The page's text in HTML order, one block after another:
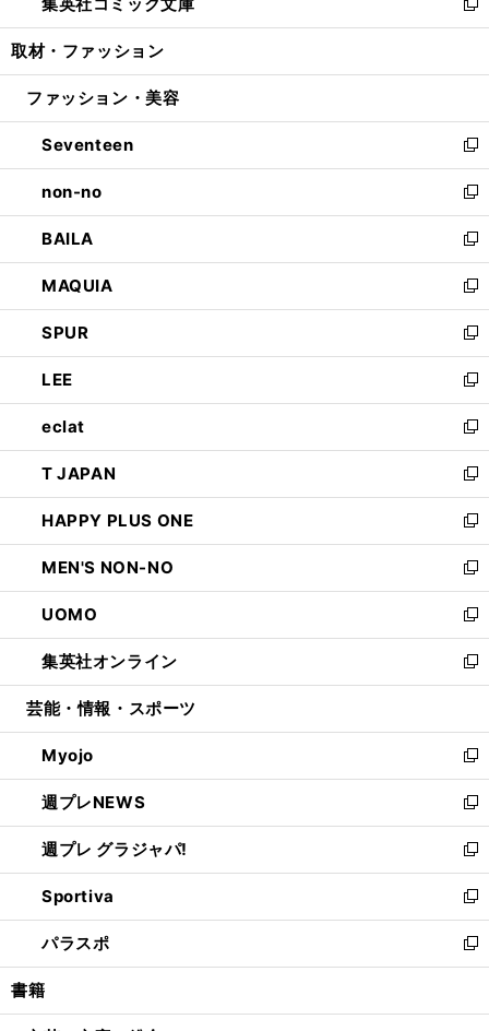
で
開
ド
ウ
開
ィ
ン
ウ
開
く
い
ウ
ン
ウ
で
開
く
新
し
ウ
ン
ド
ウ
で
開
く
取材・ファッション
ファッション・美容
Seventeen
新
し
い
ウ
ィ
ン
ド
ウ
で
開
く
non-no
新
し
い
ウ
ィ
ン
ド
ウ
で
開
く
BAILA
新
し
い
ウ
ィ
ン
ド
ウ
で
開
く
MAQUIA
新
し
い
ウ
ィ
ン
ド
ウ
で
開
く
SPUR
新
し
い
ウ
ィ
ン
ド
ウ
で
開
く
LEE
新
し
い
ウ
ィ
ン
ド
ウ
で
開
く
eclat
新
し
い
ウ
ィ
ン
ド
ウ
で
開
く
T JAPAN
新
し
い
ウ
ィ
ン
ド
ウ
で
開
HAPPY PLUS ONE
新
し
い
ウ
ィ
ン
ド
ウ
開
く
MEN'S NON-NO
新
し
い
ウ
ィ
ン
ウ
で
開
く
UOMO
新
し
い
ウ
ン
ド
ウ
で
開
く
集英社オンライン
新
し
ウ
ィ
ン
ド
ウ
で
開
く
芸能・情報・スポーツ
Myojo
新
し
い
ウ
ィ
ン
ド
ウ
で
開
週プレNEWS
新
し
い
ウ
ィ
ン
ド
ウ
開
週プレ グラジャパ!
新
し
い
ウ
ィ
ン
ウ
Sportiva
新
し
い
ウ
ン
パラスポ
新
し
ウ
書籍